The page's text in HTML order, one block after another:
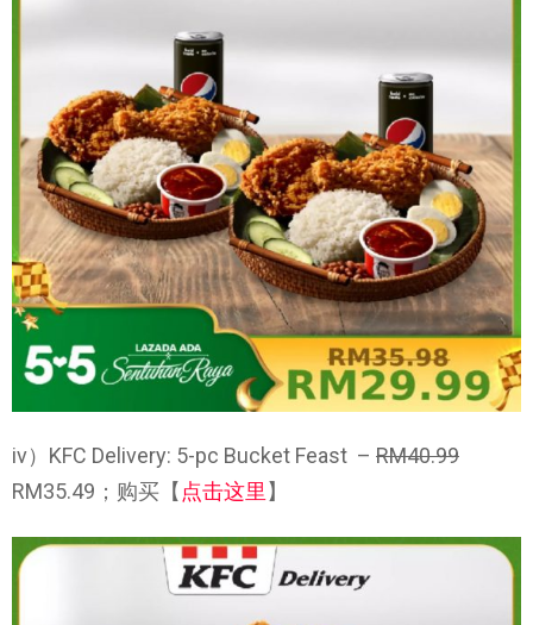
iv）KFC Delivery: 5-pc Bucket Feast – RM40.99
RM35.49；购买【 点击这里 】